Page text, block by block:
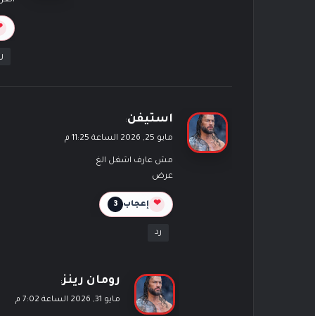
ل
ي
ل
استيفن:
مايو 25, 2026 الساعة 11:25 م
مش عارف اشغل الغ
عرض
❤ إعجاب 3
رد
يرومان رينز:
مايو 31, 2026 الساعة 7:02 م